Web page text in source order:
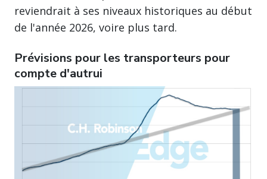
reviendrait à ses niveaux historiques au début
de l'année 2026, voire plus tard.
Prévisions pour les transporteurs pour
compte d'autrui